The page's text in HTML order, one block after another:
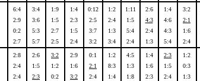
6:4
2:9
0:2
2:7
3:4
3:6
5:3
5:7
1:9
1:5
2:7
2:5
1:4
2:3
1:5
2:4
0:12
2:5
3:7
3:2
1:2
2:4
1:3
3:4
1:11
1:5
5:4
2:4
2:6
4:3
2:4
1:3
1:4
4:6
4:3
5:4
3:2
2:1
1:6
2:4
2:8
2:4
2:4
2:6
1:5
2:3
3:2
1:2
0:2
2:9
1:6
3:2
0:1
2:1
2:4
1:2
8:3
1:4
4:5
1:3
1:8
1:4
1:6
2:3
2:3
1:5
2:4
1:2
0:3
1:3